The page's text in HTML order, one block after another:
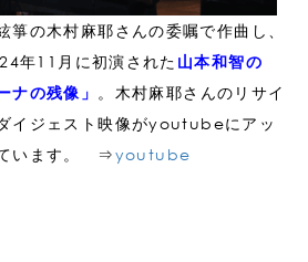
箏の木村麻耶さんの委嘱で作曲し、
年11月に初演された 山本和智の
ナの残像」 。木村麻耶さんのリサイ
イジェスト映像がyoutubeにアッ
います。 ⇒youtube